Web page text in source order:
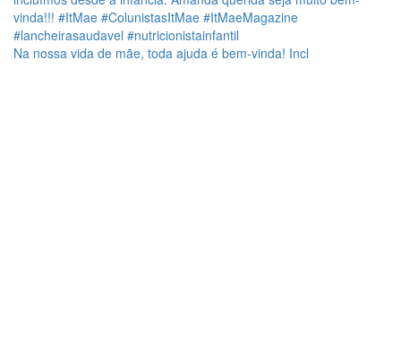
Na nossa vida de mãe, toda ajuda é bem-vinda! Incl